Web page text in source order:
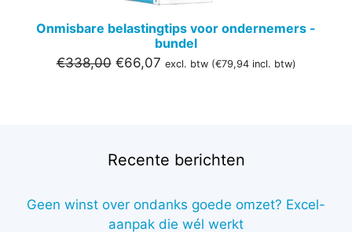
Onmisbare belastingtips voor ondernemers -
bundel
€338,00 Oorspronkelijke
€66,07Huidige
excl. btw (€79,94incl. btw)
Recente berichten
Geen winst over ondanks goede omzet? Excel-
aanpak die wél werkt